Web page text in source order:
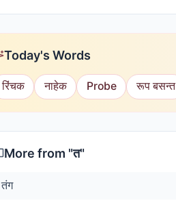
Today's Words
रिंचक नाहेक Probe रूप बसन्त
More from "त"
तंग